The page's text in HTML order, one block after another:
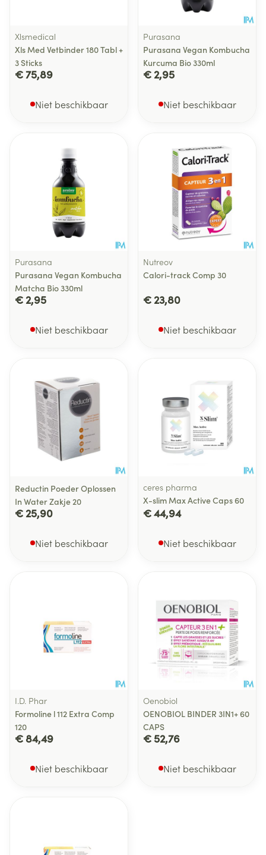
Xlsmedical
Xls Med Vetbinder 180 Tabl +
3 Sticks
€ 75,89
Niet beschikbaar
Purasana
Purasana Vegan Kombucha
Kurcuma Bio 330ml
€ 2,95
Niet beschikbaar
Purasana
Purasana Vegan Kombucha
Matcha Bio 330ml
€ 2,95
Niet beschikbaar
Nutreov
Calori-track Comp 30
€ 23,80
Niet beschikbaar
Reductin Poeder Oplossen
In Water Zakje 20
€ 25,90
Niet beschikbaar
ceres pharma
X-slim Max Active Caps 60
€ 44,94
Niet beschikbaar
I.D. Phar
Formoline l 112 Extra Comp
120
€ 84,49
Niet beschikbaar
Oenobiol
OENOBIOL BINDER 3IN1+ 60
CAPS
€ 52,76
Niet beschikbaar